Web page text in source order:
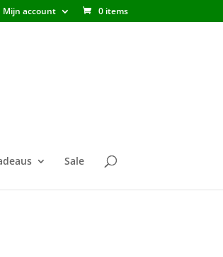
Mijn account 0 items
Sale